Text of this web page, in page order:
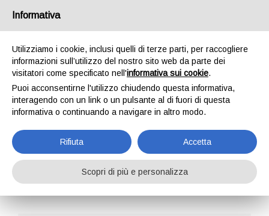
DUDA TRASLOCHI
Aziende DUDA Traslochi
Informativa
Utilizziamo i cookie, inclusi quelli di terze parti, per raccogliere
informazioni sull’utilizzo del nostro sito web da parte dei
visitatori come specificato nell'informativa sui cookie.
Puoi acconsentirne l'utilizzo chiudendo questa informativa,
interagendo con un link o un pulsante al di fuori di questa
informativa o continuando a navigare in altro modo.
Rifiuta Accetta
Scopri di più e personalizza